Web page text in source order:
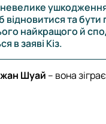
відновитися та
найкращого й
в заяві Кіз.
Шуай – вона